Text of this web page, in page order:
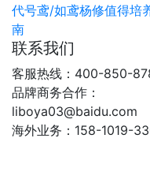
代号鸢/如鸢杨修值得培
南
联系我们
客服热线：400-850-
品牌商务合作：
liboya03@baidu.com
海外业务：158-1019-